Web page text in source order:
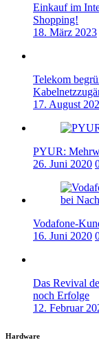
Einkauf im
Shopping!
18. März 2023
Telekom
17. August
PYUR:
26. Juni 2020
Vodafone-
16. Juni 2020
Das Revival
noch Erfolge
12. Februar
Hardware